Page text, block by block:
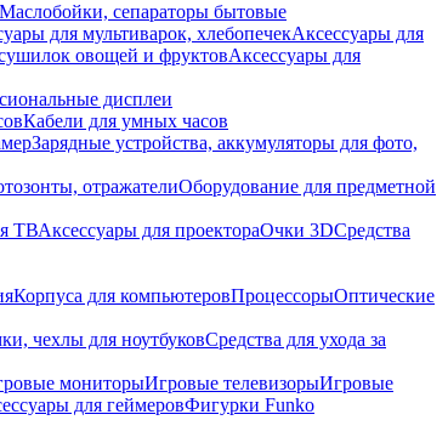
Маслобойки, сепараторы бытовые
для мультиварок, хлебопечекАксессуары для
овощей и фруктовАксессуары для
дисплеи
Кабели для умных часов
Зарядные устройства, аккумуляторы для фото,
отражателиОборудование для предметной
ТВАксессуары для проектораОчки 3DСредства
Корпуса для компьютеровПроцессорыОптические
чехлы для ноутбуковСредства для ухода за
мониторыИгровые телевизорыИгровые
для геймеровФигурки Funko